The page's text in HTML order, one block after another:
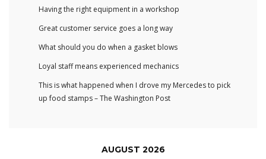
Having the right equipment in a workshop
Great customer service goes a long way
What should you do when a gasket blows
Loyal staff means experienced mechanics
This is what happened when I drove my Mercedes to pick
up food stamps – The Washington Post
AUGUST 2026